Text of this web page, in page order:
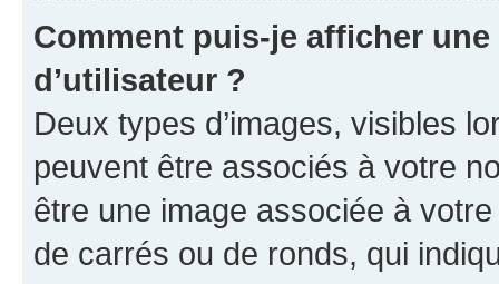
Comment puis-je afficher
d’utilisateur ?
Deux types d’images, visibles
peuvent être associés à votre
être une image associée à
de carrés ou de ronds, qui